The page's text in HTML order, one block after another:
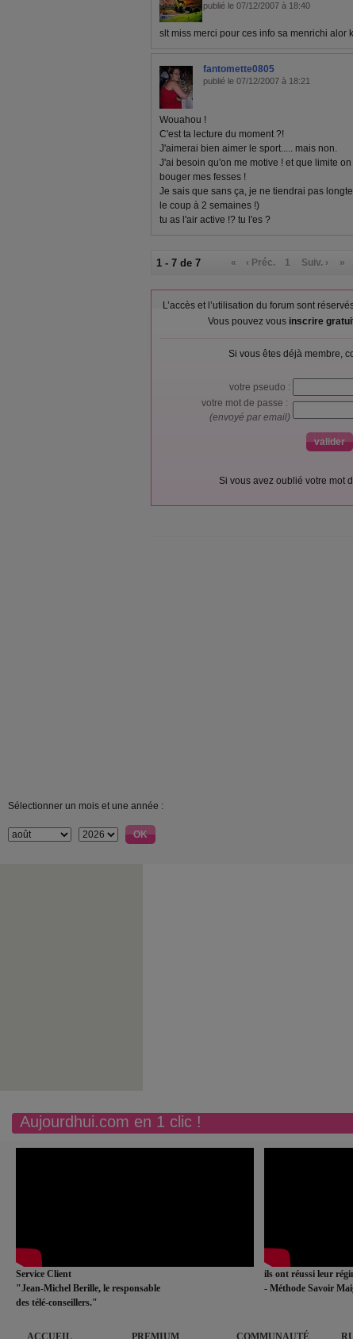
publié le 07/12/2007 à 18:40
slt miss merci pour ces info sa menrichi alor
fantomette0805
publié le 07/12/2007 à 18:21
Wouahou !
C'est ta lecture du moment ?!
J'aimerai bien aimer le sport..... mais non.
J'ai besoin qu'on me motive ! et que limite
bouger mes fesses !
Je sais que sans ça, je ne tiendrai pas
le coup à 2 semaines !)
tu as l'air active !? tu l'es ?
1 - 7 de 7 « ‹ Préc. 1 Suiv. › »
L’accès et l’utilisation du forum sont
Vous pouvez vous inscrire
Si vous êtes déjà membre,
votre pseudo :
votre mot de passe :
(envoyé par email)
Si vous avez oublié votre mot
Sélectionner un mois et une année :
Aujourdhui.com en 1 clic !
Service Client
"Jean-Michel Berille, le responsable
des télé-conseillers."
ils ont réussi leur
- Méthode Savoir
ACCUEIL PREMIUM COMMUNAUTÉ